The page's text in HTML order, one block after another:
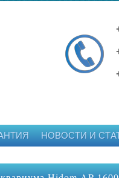
НОВОСТИ И